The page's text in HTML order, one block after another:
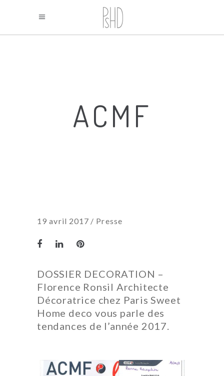
ACMF
19 avril 2017 Presse
DOSSIER DECORATION –
Florence Ronsil Architecte
Décoratrice chez Paris Sweet
Home deco vous parle des
tendances de l’année 2017.